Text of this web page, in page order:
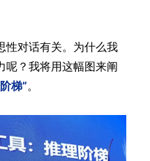
性对话有关。为什么我
呢？我将用这幅图来阐
梯”。